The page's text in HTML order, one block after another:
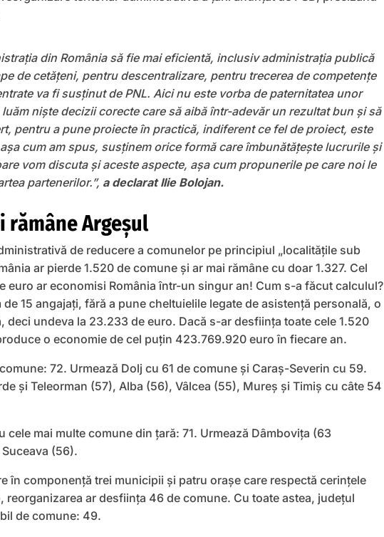
din România să fie mai eficientă, inclusiv administrația publică
de cetățeni, pentru descentralizare, pentru trecerea de competențe
va fi susținut de PNL. Aici nu este vorba de paternitatea unor
niște decizii corecte care să aibă într-adevăr un rezultat bun și să
pentru a pune proiecte în practică, indiferent ce fel de proiect, este
cum am spus, susținem orice formă care îmbunătățește lucrurile și
vom discuta și aceste aspecte, așa cum propunerile pe care noi le
partenerilor.”, a declarat Ilie Bolojan.
rămâne Argeșul
de reducere a comunelor pe principiul „localitățile sub
ar pierde 1.520 de comune și ar mai rămâne cu doar 1.327. Cel
euro ar economisi România într-un singur an! Cum s-a făcut calculul?
15 angajați, fără a pune cheltuielile legate de asistență personală, o
deci undeva la 23.233 de euro. Dacă s-ar desființa toate cele 1.520
o economie de cel puțin 423.769.920 euro în fiecare an.
72. Urmează Dolj cu 61 de comune și Caraș-Severin cu 59.
și Teleorman (57), Alba (56), Vâlcea (55), Mureș și Timiș cu câte 54
cele mai multe comune din țară: 71. Urmează Dâmbovița (63
(56).
în componență trei municipii și patru orașe care respectă cerințele
ar desființa 46 de comune. Cu toate astea, județul
de comune: 49.